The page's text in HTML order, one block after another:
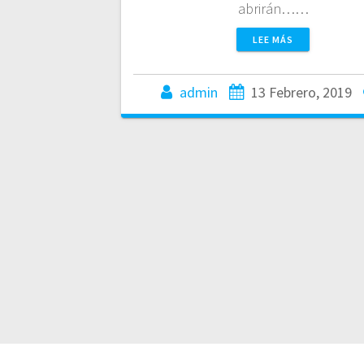
abrirán……
LEE MÁS
admin 13 Febrero, 2019